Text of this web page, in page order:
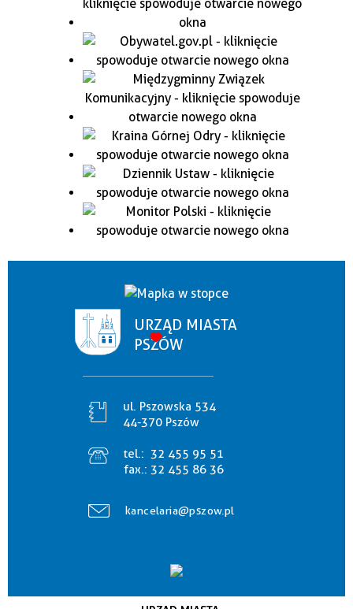
URZĄD MIASTA
PSZÓW
ul. Pszowska 534
44-370 Pszów
tel.: 32 455 95 51
fax.: 32 455 86 36
kancelaria@pszow.pl